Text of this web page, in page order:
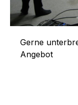
Gerne
Angebot